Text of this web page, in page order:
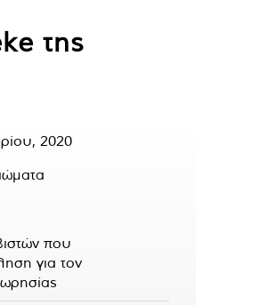
της
2020
που
για τον